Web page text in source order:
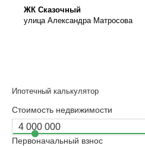
ЖК Сказочный
улица Александра Матросова
Ипотечный калькулятор
Стоимость недвижимости
Первоначальный взнос